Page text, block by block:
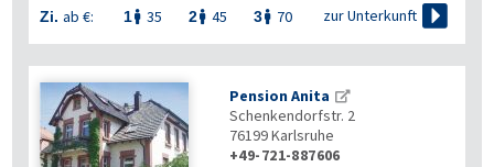
Zi. ab €: 1 35 2 45 3 70 zur Unterkunft 
Pension Anita
Schenkendorfstr. 2
76199Karlsruhe
+49-721-887606